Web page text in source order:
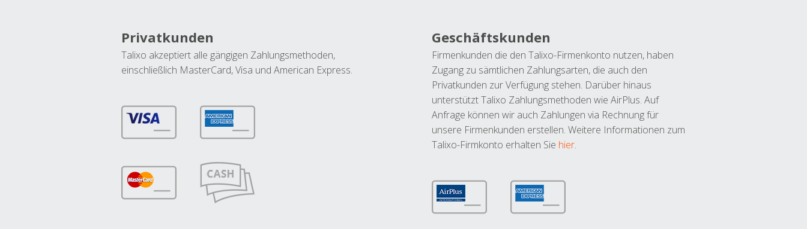
Privatkunden
Talixo akzeptiert alle gängigen Zahlungsmethoden,
einschließlich MasterCard, Visa und American Express.
Geschäftskunden
Firmenkunden die den Talixo-Firmenkonto nutzen, haben
Zugang zu sämtlichen Zahlungsarten, die auch den
Privatkunden zur Verfügung stehen. Darüber hinaus
unterstützt Talixo Zahlungsmethoden wie AirPlus. Auf
Anfrage können wir auch Zahlungen via Rechnung für
unsere Firmenkunden erstellen. Weitere Informationen zum
Talixo-Firmkonto erhalten Sie hier.